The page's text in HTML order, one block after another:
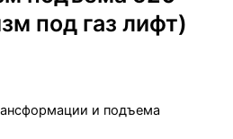
под газ лифт)
и подъема